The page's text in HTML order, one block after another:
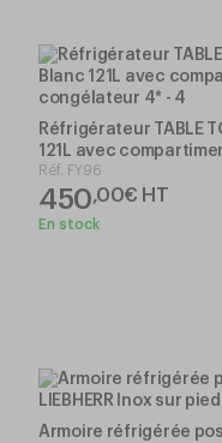
Réfrigérateur TABLE
121L avec
Réf. FY96
450,00€ HT
En stock
Armoire réfrigérée